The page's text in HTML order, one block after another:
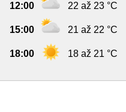
12:00 22 až 23 °C
15:00 21 až 22 °C
18:00 18 až 21 °C